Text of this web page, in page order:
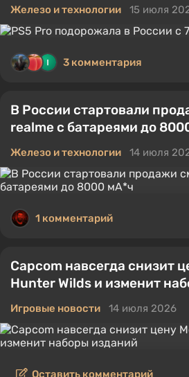
Железо и технологии 15 июля
3 комментария
В России стартовали
realme с батареями до
Железо и технологии 14 июля
1 комментарий
Capcom навсегда снизит
Hunter Wilds и изменит
Игровые новости 14 июля 2026
Оставить комментарий